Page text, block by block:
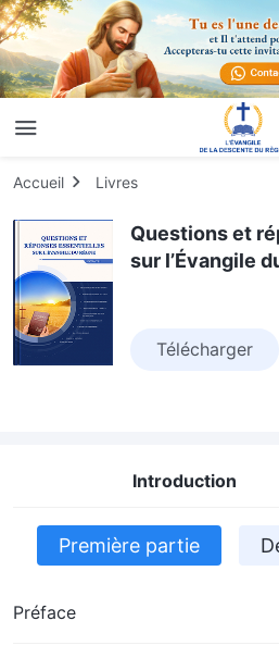
Accueil Livres
Questions et
sur l’Évangile
Télécharger
Introduction
Première partie
Préface